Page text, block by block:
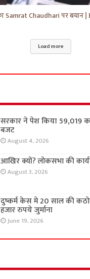
Load more
सरकार ने पेश किया 59,019
बजट
August 4, 2026
आखिर क्यों? लोकसभा की
August 3, 2026
दुष्कर्म केस मे 20 साल की
हजार रुपये जुर्माना
June 19, 2026